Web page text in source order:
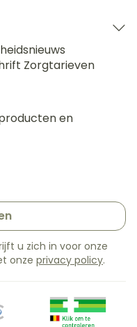
Zorgtarieven
en
u zich in voor onze
onze privacy policy.